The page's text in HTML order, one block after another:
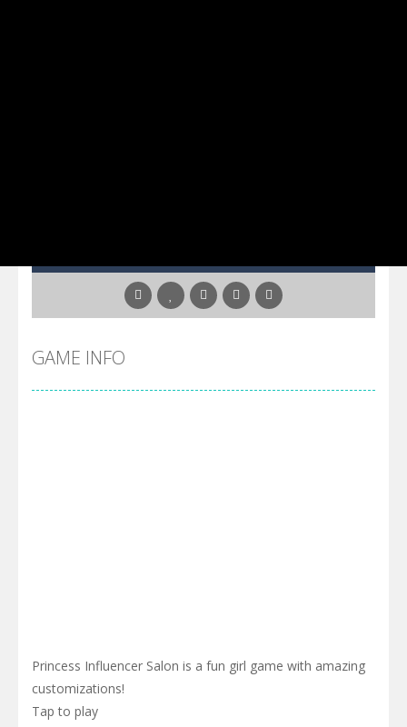
GAME INFO
Princess Influencer Salon is a fun girl game with amazing
customizations!
Tap to play